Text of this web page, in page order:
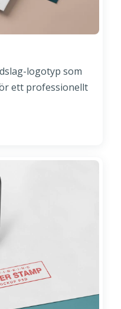
logotyp som
ett professionellt